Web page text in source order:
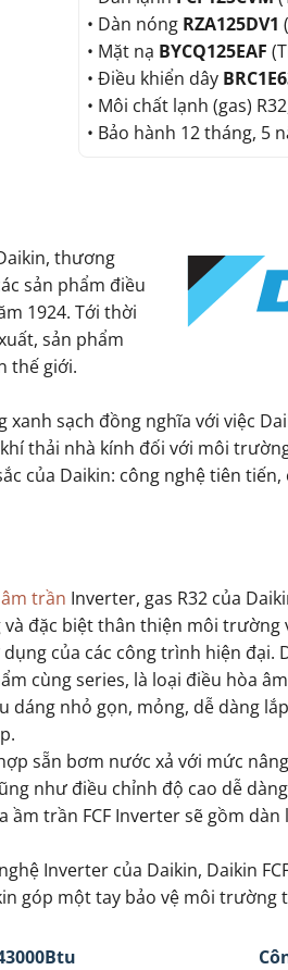
• Dàn nóng RZA125DV1
• Mặt nạ BYCQ125EAF
• Điều khiển dây
• Môi chất lạnh (gas)
• Bảo hành 12 tháng, 5
thương
sản phẩm điều
1924. Tới thời
sản phẩm
thế giới.
sạch đồng nghĩa với việc
thải nhà kính đối với môi
của Daikin: công nghệ tiên
trần Inverter, gas R32 của
và đặc biệt thân thiện môi
của các công trình hiện đại.
cùng series, là loại điều hòa
dáng nhỏ gọn, mỏng, dễ dàng
sẵn bơm nước xả với mức
như điều chỉnh độ cao dễ
trần FCF Inverter sẽ gồm dàn
Inverter của Daikin, Daikin
góp một tay bảo vệ môi